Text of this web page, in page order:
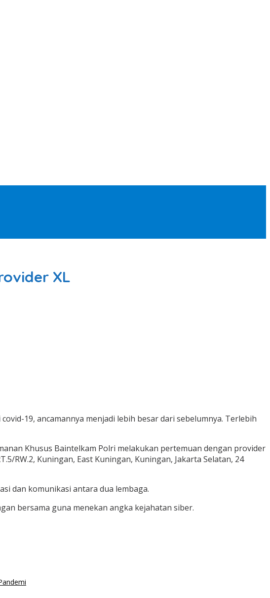
XL
19, ancamannya menjadi lebih besar dari sebelumnya. Terlebih
Khusus Baintelkam Polri melakukan pertemuan dengan provider
RW.2, Kuningan, East Kuningan, Kuningan, Jakarta Selatan, 24
dan komunikasi antara dua lembaga.
bersama guna menekan angka kejahatan siber.